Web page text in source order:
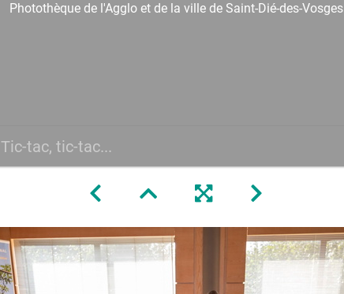
Photothèque de l'Agglo et de la ville de Saint-Dié-des-Vosges
Tic-tac, tic-tac...